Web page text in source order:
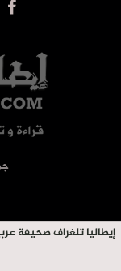
©
إيطاليا تلغراف صحيفة